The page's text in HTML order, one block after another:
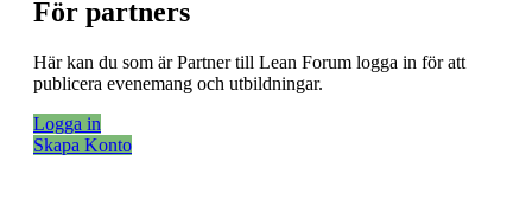
För partners
Här kan du som är Partner till Lean Forum logga in för att
publicera evenemang och utbildningar.
Logga in
Skapa Konto